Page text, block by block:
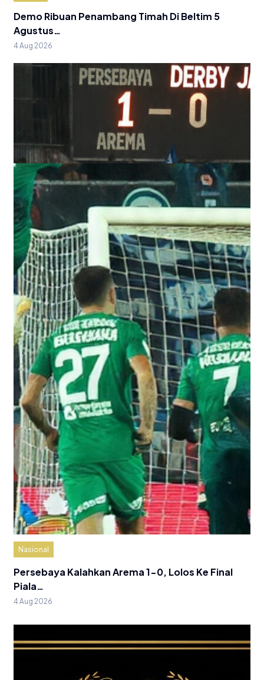
Demo Ribuan Penambang Timah Di Beltim 5
Agustus…
4 Aug 2026
Nasional
Persebaya Kalahkan Arema 1-0, Lolos Ke Final
Piala…
4 Aug 2026